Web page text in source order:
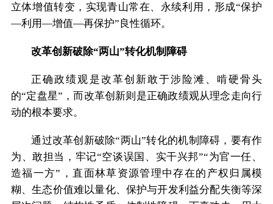
立体增值转变，实现青山常在、永续利用，形成“保护
—利用—增值—再保护”良性循环。
改革创新破除“两山”转化机制障碍
正确政绩观是改革创新敢于涉险滩、啃硬骨头
的“定盘星”，而改革创新则是正确政绩观从理念走向行
动的根本要求。
通过改革创新破除“两山”转化的机制障碍，要有作
为、敢担当，牢记“空谈误国、实干兴邦”“为官一任、
造福一方”，直面林草资源管理中存在的产权归属模
糊、生态价值难以量化、保护与开发利益分配失衡等深